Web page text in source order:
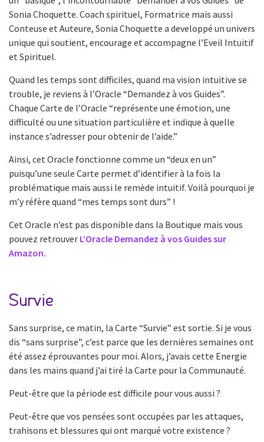
Sonia Choquette. Coach spirituel, Formatrice mais aussi
Conteuse et Auteure, Sonia Choquette a developpé un univers
unique qui soutient, encourage et accompagne l’Eveil Intuitif
et Spirituel.
Quand les temps sont difficiles, quand ma vision intuitive se
trouble, je reviens à l’Oracle “Demandez à vos Guides”.
Chaque Carte de l’Oracle “représente une émotion, une
difficulté ou une situation particulière et indique à quelle
instance s’adresser pour obtenir de l’aide.”
Ainsi, cet Oracle fonctionne comme un “deux en un”
puisqu’une seule Carte permet d’identifier à la fois la
problématique mais aussi le remède intuitif. Voilà pourquoi je
m’y réfère quand “mes temps sont durs” !
Cet Oracle n’est pas disponible dans la Boutique mais vous
pouvez retrouver L’Oracle Demandez à vos Guides sur
Amazon.
Survie
Sans surprise, ce matin, la Carte “Survie” est sortie. Si je vous
dis “sans surprise”, c’est parce que les dernières semaines ont
été assez éprouvantes pour moi. Alors, j’avais cette Energie
dans les mains quand j’ai tiré la Carte pour la Communauté.
Peut-être que la période est difficile pour vous aussi ?
Peut-être que vos pensées sont occupées par les attaques,
trahisons et blessures qui ont marqué votre existence ?